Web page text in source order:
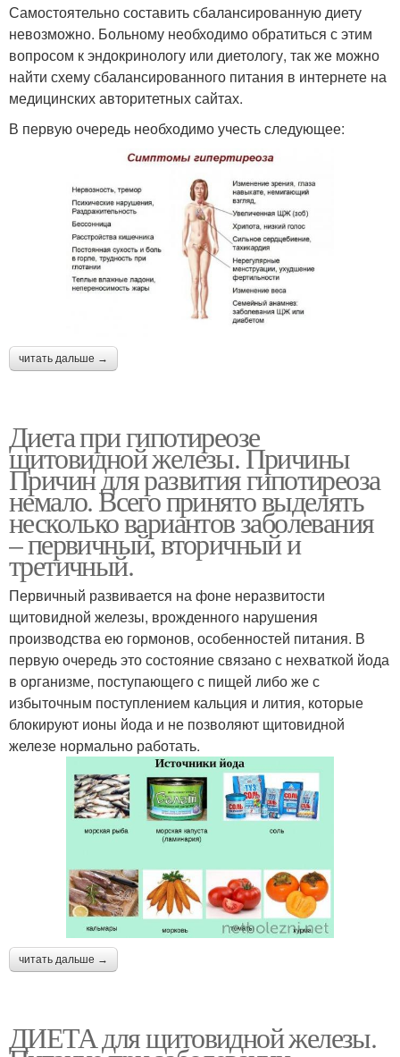
Самостоятельно составить сбалансированную диету
невозможно. Больному необходимо обратиться с этим
вопросом к эндокринологу или диетологу, так же можно
найти схему сбалансированного питания в интернете на
медицинских авторитетных сайтах.
В первую очередь необходимо учесть следующее:
читать дальше →
Диета при гипотиреозе
щитовидной железы. Причины
Причин для развития гипотиреоза
немало. Всего принято выделять
несколько вариантов заболевания
– первичный, вторичный и
третичный.
Первичный развивается на фоне неразвитости
щитовидной железы, врожденного нарушения
производства ею гормонов, особенностей питания. В
первую очередь это состояние связано с нехваткой йода
в организме, поступающего с пищей либо же с
избыточным поступлением кальция и лития, которые
блокируют ионы йода и не позволяют щитовидной
железе нормально работать.
читать дальше →
ДИЕТА для щитовидной железы.